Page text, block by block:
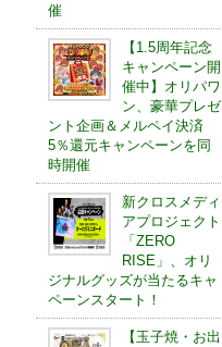
催
【1.5周年記念
キャンペーン開
催中】オリパワ
ン、豪華プレゼ
ント企画＆メルペイ決済
5％還元キャンペーンを同
時開催
新クロスメディ
アプロジェクト
「ZERO
RISE」、オリ
ジナルグッズが当たるキャ
ペーンスタート！
【玉子焼・お出